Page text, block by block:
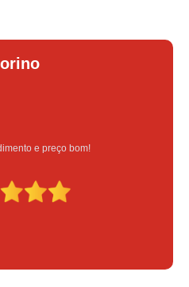
e preço bom!